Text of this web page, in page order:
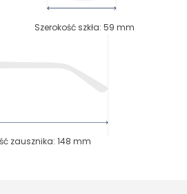
Szerokość szkła: 59 mm
zausznika: 148 mm